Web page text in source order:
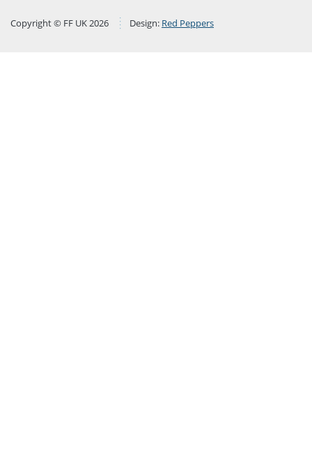
Copyright © FF UK 2026 Design: Red Peppers